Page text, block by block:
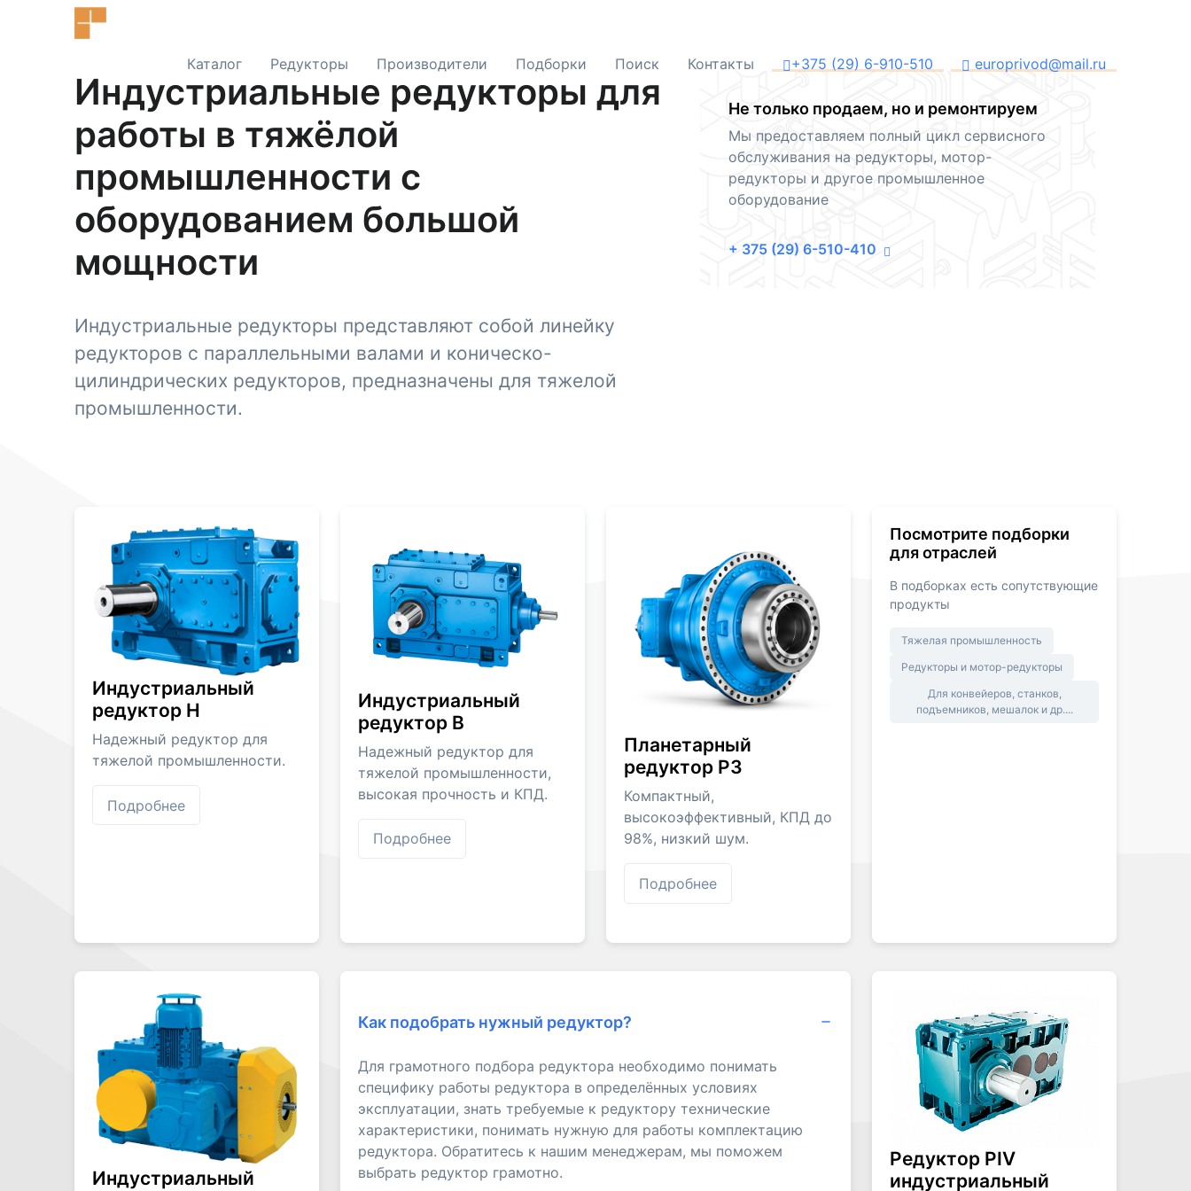
Каталог Редукторы Производители Подборки Поиск Контакты +375 (29) 6-910-510 europrivod@mail.ru
Индустриальные редукторы для
работы в тяжёлой
промышленности с
оборудованием большой
мощности
Индустриальные редукторы представляют собой линейку
редукторов с параллельными валами и коническо-
цилиндрических редукторов, предназначены для тяжелой
промышленности.
Не только продаем, но и ремонтируем
Мы предоставляем полный цикл сервисного
обслуживания на редукторы, мотор-
редукторы и другое промышленное
оборудование
+ 375 (29) 6-510-410
Индустриальный
редуктор H
Надежный редуктор для
тяжелой промышленности.
Подробнее
Индустриальный
редуктор В
Надежный редуктор для
тяжелой промышленности,
высокая прочность и КПД.
Подробнее
Планетарный
редуктор Р3
Компактный,
высокоэффективный, КПД до
98%, низкий шум.
Подробнее
Посмотрите подборки
для отраслей
В подборках есть сопутствующие
продукты
Тяжелая промышленность
Редукторы и мотор-редукторы
Для конвейеров, станков,
подъемников, мешалок и др....
Индустриальный
Как подобрать нужный редуктор?
Для грамотного подбора редуктора необходимо понимать
специфику работы редуктора в определённых условиях
эксплуатации, знать требуемые к редуктору технические
характеристики, понимать нужную для работы комплектацию
редуктора. Обратитесь к нашим менеджерам, мы поможем
выбрать редуктор грамотно.
Редуктор PIV
индустриальный